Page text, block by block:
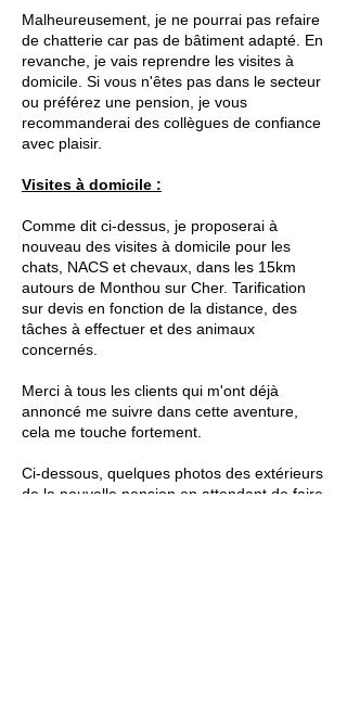
Malheureusement, je ne pourrai pas refaire
de chatterie car pas de bâtiment adapté. En
revanche, je vais reprendre les visites à
domicile. Si vous n'êtes pas dans le secteur
ou préférez une pension, je vous
recommanderai des collègues de confiance
avec plaisir.
Visites à domicile :
Comme dit ci-dessus, je proposerai à
nouveau des visites à domicile pour les
chats, NACS et chevaux, dans les 15km
autours de Monthou sur Cher. Tarification
sur devis en fonction de la distance, des
tâches à effectuer et des animaux
concernés.
Merci à tous les clients qui m'ont déjà
annoncé me suivre dans cette aventure,
cela me touche fortement.
Ci-dessous, quelques photos des extérieurs
de la nouvelle pension en attendant de faire